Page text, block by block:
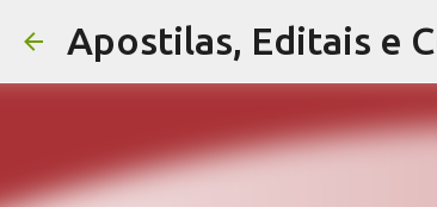
Apostilas, Editais e